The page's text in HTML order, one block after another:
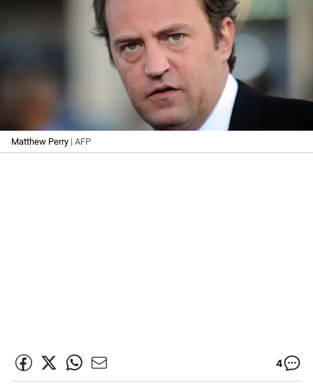
Matthew Perry | AFP
4